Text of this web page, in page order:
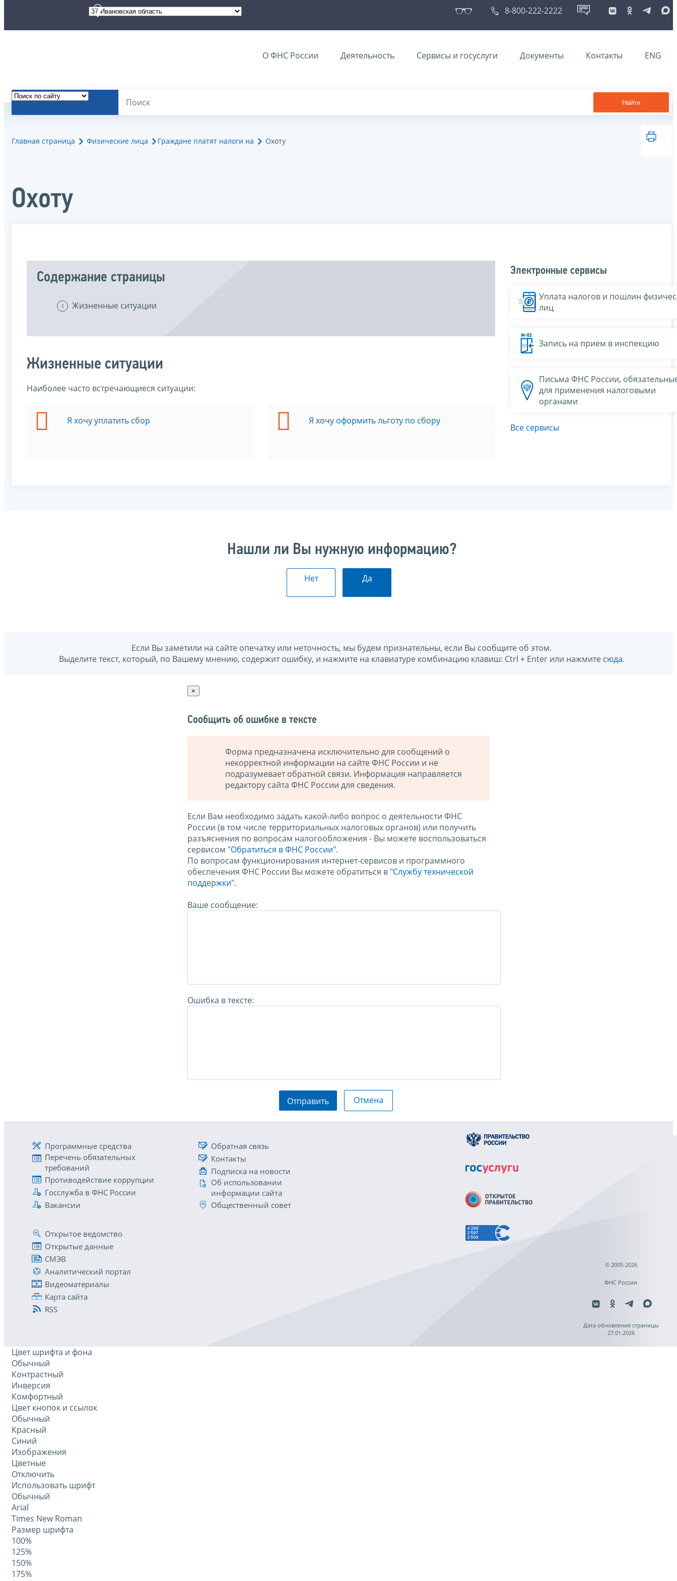
8-800-222-2222
О ФНС России Деятельность Сервисы и госуслуги Документы Контакты ENG
Найти
Главная страница Физические лица Граждане платят налоги на Охоту
Охоту
Содержание страницы
Жизненные ситуации
Жизненные ситуации
Наиболее часто встречающиеся ситуации:
Я хочу уплатить сбор Я хочу оформить льготу по сбору
Электронные сервисы
Уплата налогов и пошлин
лиц
Запись на прием в инспекцию
Письма ФНС России,
для применения налоговыми
органами
Все сервисы
Нашли ли Вы нужную информацию?
Нет Да
Если Вы заметили на сайте опечатку или неточность, мы будем признательны, если Вы сообщите об этом.
Выделите текст, который, по Вашему мнению, содержит ошибку, и нажмите на клавиатуре комбинацию клавиш: Ctrl + Enter или нажмите сюда.
×
Сообщить об ошибке в тексте
Форма предназначена исключительно для сообщений о
некорректной информации на сайте ФНС России и не
подразумевает обратной связи. Информация направляется
редактору сайта ФНС России для сведения.
Если Вам необходимо задать какой-либо вопрос о деятельности ФНС
России (в том числе территориальных налоговых органов) или получить
разъяснения по вопросам налогообложения - Вы можете воспользоваться
сервисом "Обратиться в ФНС России".
По вопросам функционирования интернет-сервисов и программного
обеспечения ФНС России Вы можете обратиться в "Службу технической
поддержки".
Ваше сообщение:
Ошибка в тексте:
Отправить Отмена
Программные средства
Перечень обязательных
требований
Противодействие коррупции
Госслужба в ФНС России
Вакансии
Обратная связь
Контакты
Подписка на новости
Об использовании
информации сайта
Общественный совет
Открытое ведомство
Открытые данные
СМЭВ
Аналитический портал
Видеоматериалы
Карта сайта
RSS
© 2005-2026
ФНС России
Дата обновления страницы
27.01.2026
Цвет шрифта и фона
Обычный
Контрастный
Инверсия
Комфортный
Цвет кнопок и ссылок
Обычный
Красный
Синий
Изображения
Цветные
Отключить
Использовать шрифт
Обычный
Arial
Times New Roman
Размер шрифта
100%
125%
150%
175%